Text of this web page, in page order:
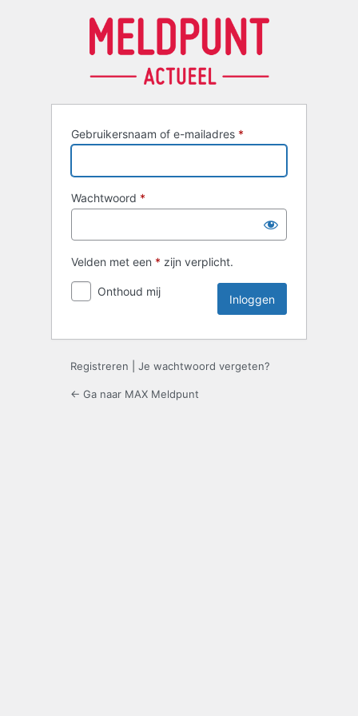
Gebruikersnaam of e-mailadres *
Wachtwoord *
Velden met een * zijn verplicht.
Onthoud mij
Registreren Je wachtwoord vergeten?
← Ga naar MAX Meldpunt